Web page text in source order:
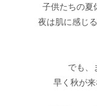
子供たちの夏
夜は肌に感じ
でも、
早く秋が